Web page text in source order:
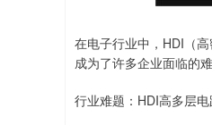
在电子行业中，HDI（
成为了许多企业面临的
行业难题：HDI高多层